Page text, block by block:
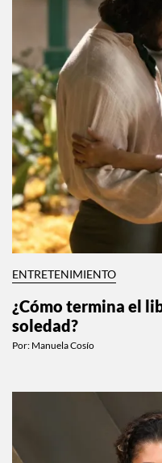
ENTRETENIMIENTO
¿Cómo termina el
soledad?
Por: Manuela Cosío